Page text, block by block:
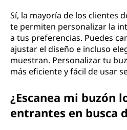
Sí, la mayoría de los clientes
te permiten personalizar la
a tus preferencias. Puedes
ajustar el diseño e incluso
muestran. Personalizar tu
más eficiente y fácil de usar
¿Escanea mi buzón
entrantes en busca